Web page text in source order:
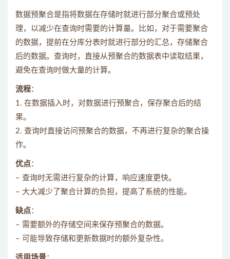
数据预聚合是指将数据在存储时就进行部分聚合或预处
理，以减少在查询时需要的计算量。比如，对于需要聚合
的数据，提前在分库分表时就进行部分的汇总，存储聚合
后的数据。查询时，直接从预聚合的数据表中读取结果，
避免在查询时做大量的计算。
流程：
1. 在数据插入时，对数据进行预聚合，保存聚合后的结
果。
2. 查询时直接访问预聚合的数据，不再进行复杂的聚合操
作。
优点：
– 查询时无需进行复杂的计算，响应速度更快。
– 大大减少了聚合计算的负担，提高了系统的性能。
缺点：
– 需要额外的存储空间来保存预聚合的数据。
– 可能导致存储和更新数据时的额外复杂性。